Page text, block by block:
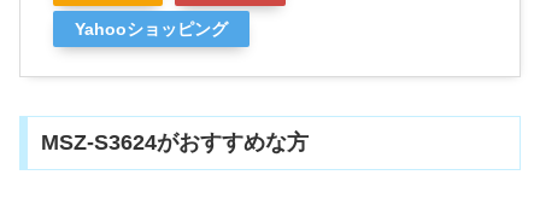
Yahooショッピング
MSZ-S3624がおすすめな方